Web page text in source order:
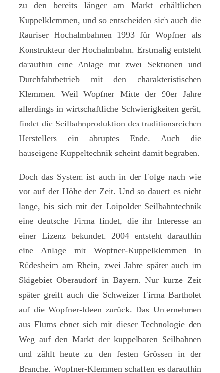
zu den bereits länger am Markt erhältlichen
Kuppelklemmen, und so entscheiden sich auch die
Rauriser Hochalmbahnen 1993 für Wopfner als
Konstrukteur der Hochalmbahn. Erstmalig entsteht
daraufhin eine Anlage mit zwei Sektionen und
Durchfahrbetrieb mit den charakteristischen
Klemmen. Weil Wopfner Mitte der 90er Jahre
allerdings in wirtschaftliche Schwierigkeiten gerät,
findet die Seilbahnproduktion des traditionsreichen
Herstellers ein abruptes Ende. Auch die
hauseigene Kuppeltechnik scheint damit begraben.
Doch das System ist auch in der Folge nach wie
vor auf der Höhe der Zeit. Und so dauert es nicht
lange, bis sich mit der Loipolder Seilbahntechnik
eine deutsche Firma findet, die ihr Interesse an
einer Lizenz bekundet. 2004 entsteht daraufhin
eine Anlage mit Wopfner-Kuppelklemmen in
Rüdesheim am Rhein, zwei Jahre später auch im
Skigebiet Oberaudorf in Bayern. Nur kurze Zeit
später greift auch die Schweizer Firma Bartholet
auf die Wopfner-Ideen zurück. Das Unternehmen
aus Flums ebnet sich mit dieser Technologie den
Weg auf den Markt der kuppelbaren Seilbahnen
und zählt heute zu den festen Grössen in der
Branche. Wopfner-Klemmen schaffen es daraufhin